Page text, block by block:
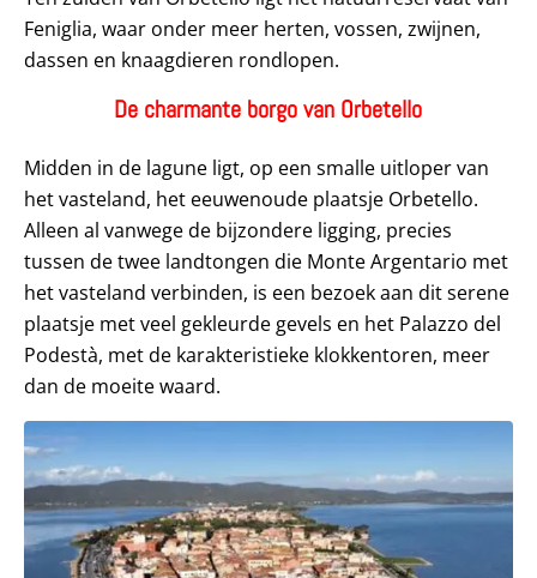
Feniglia, waar onder meer herten, vossen, zwijnen,
dassen en knaagdieren rondlopen.
De charmante borgo van Orbetello
Midden in de lagune ligt, op een smalle uitloper van
het vasteland, het eeuwenoude plaatsje Orbetello.
Alleen al vanwege de bijzondere ligging, precies
tussen de twee landtongen die Monte Argentario met
het vasteland verbinden, is een bezoek aan dit serene
plaatsje met veel gekleurde gevels en het Palazzo del
Podestà, met de karakteristieke klokkentoren, meer
dan de moeite waard.